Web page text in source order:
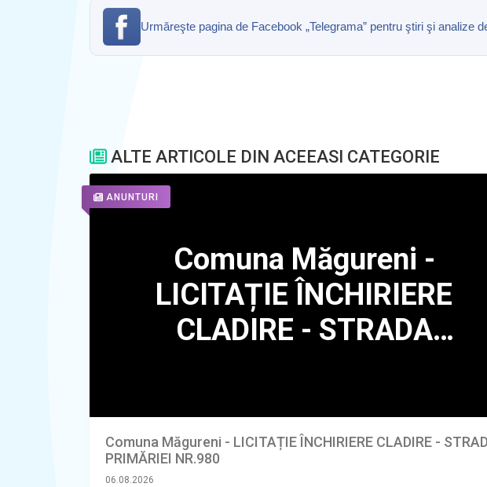
Urmăreşte pagina de Facebook „Telegrama” pentru ştiri şi analize
ALTE ARTICOLE DIN ACEEASI CATEGORIE
ANUNTURI
Comuna Măgureni - LICITAȚIE ÎNCHIRIERE CLADIRE -
PRIMĂRIEI NR.980
06.08.2026